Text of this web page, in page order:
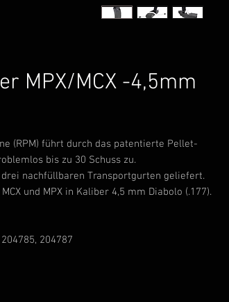
MPX/MCX -4,5mm
(RPM) führt durch das patentierte Pellet-
bis zu 30 Schuss zu.
nachfüllbaren Transportgurten geliefert.
und MPX in Kaliber 4,5 mm Diabolo (.177).
204787